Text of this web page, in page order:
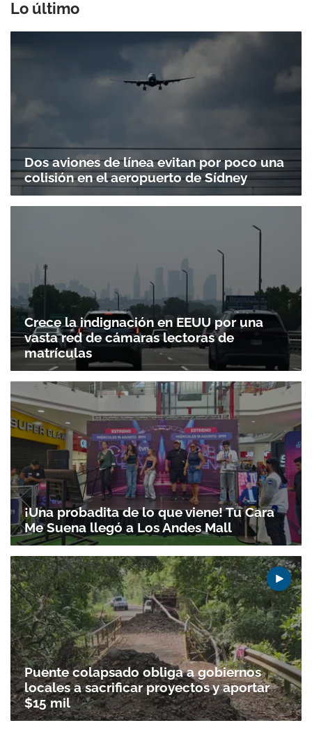
Lo último
Dos aviones de línea evitan por poco una
colisión en el aeropuerto de Sídney
Crece la indignación en EEUU por una
vasta red de cámaras lectoras de
matrículas
¡Una probadita de lo que viene! Tu Cara
Me Suena llegó a Los Andes Mall
Puente colapsado obliga a gobiernos
locales a sacrificar proyectos y aportar
$15 mil